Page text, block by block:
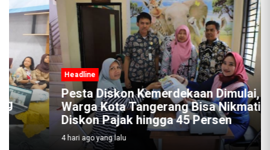
Headline
Pesta Diskon Kemerdekaan Dimulai,
Warga Kota Tangerang Bisa Nikmati
Diskon Pajak hingga 45 Persen
4 hari ago yang lalu